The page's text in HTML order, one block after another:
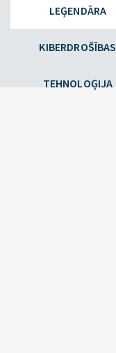
LEĢENDĀRA
KIBERDROŠĪBAS
TEHNOLOĢIJA